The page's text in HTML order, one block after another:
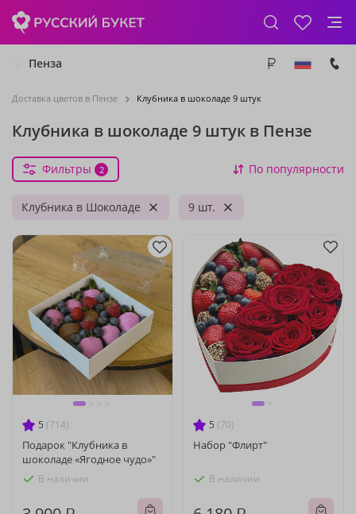
Пенза
Доставка цветов в Пензе Клубника в шоколаде 9 штук
Клубника в шоколаде 9 штук в Пензе
Фильтры 2 По популярности
Клубника в Шоколаде 9 шт.
5 (714)
Подарок "Клубника в
шоколаде «Ягодное чудо»"
В наличии
5 (70)
Набор "Флирт"
В наличии